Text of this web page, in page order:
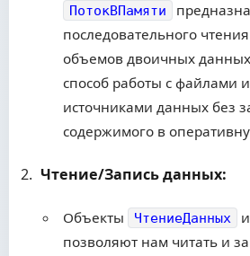
ПотокВПамяти
последовательного
объемов двоичных
способ работы с файлами
источниками данных без
содержимого в
Чтение/Запись данных:
Объекты ЧтениеДанных и
позволяют нам читать и